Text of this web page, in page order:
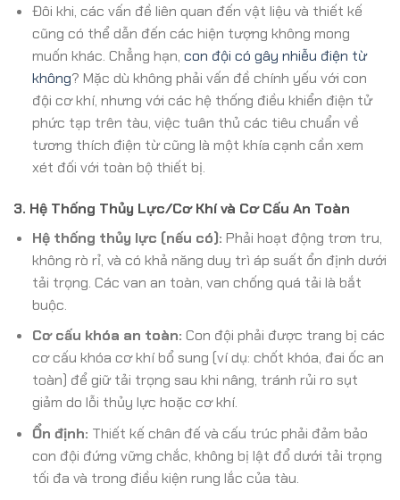
Đôi khi, các vấn đề liên quan đến vật liệu và thiết kế
cũng có thể dẫn đến các hiện tượng không mong
muốn khác. Chẳng hạn, con đội có gây nhiễu điện từ
không? Mặc dù không phải vấn đề chính yếu với con
đội cơ khí, nhưng với các hệ thống điều khiển điện tử
phức tạp trên tàu, việc tuân thủ các tiêu chuẩn về
tương thích điện từ cũng là một khía cạnh cần xem
xét đối với toàn bộ thiết bị.
3. Hệ Thống Thủy Lực/Cơ Khí và Cơ Cấu An Toàn
Hệ thống thủy lực (nếu có): Phải hoạt động trơn tru,
không rò rỉ, và có khả năng duy trì áp suất ổn định dưới
tải trọng. Các van an toàn, van chống quá tải là bắt
buộc.
Cơ cấu khóa an toàn: Con đội phải được trang bị các
cơ cấu khóa cơ khí bổ sung (ví dụ: chốt khóa, đai ốc an
toàn) để giữ tải trọng sau khi nâng, tránh rủi ro sụt
giảm do lỗi thủy lực hoặc cơ khí.
Ổn định: Thiết kế chân đế và cấu trúc phải đảm bảo
con đội đứng vững chắc, không bị lật đổ dưới tải trọng
tối đa và trong điều kiện rung lắc của tàu.